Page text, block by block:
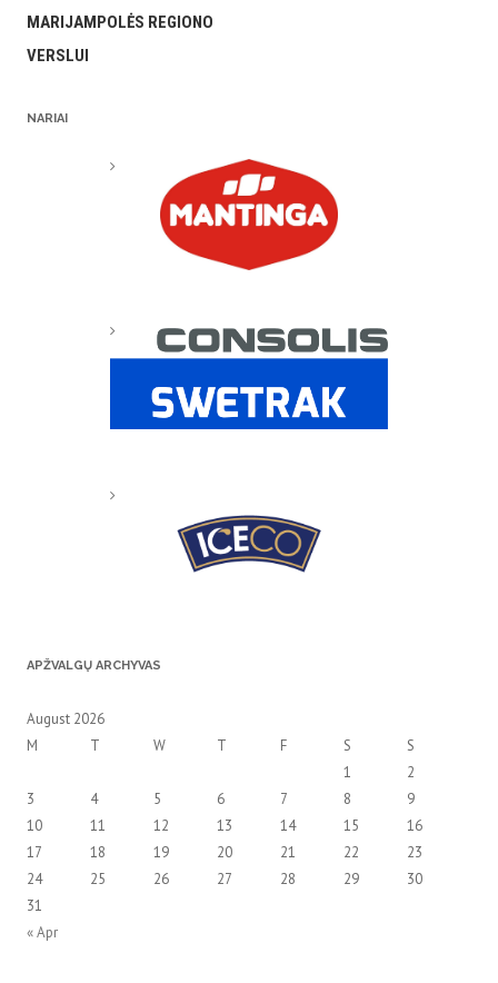
navigation
MARIJAMPOLĖS REGIONO
VERSLUI
NARIAI
APŽVALGŲ ARCHYVAS
August 2026
M
T W T F S S
« Apr
1
2
3
4 5 6 7 8
9
10
11 12 13 14 15
16
17
18 19 20 21 22
23
24
25 26 27 28 29
30
31